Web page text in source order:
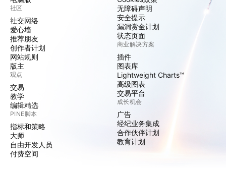
社区
社交网络
爱心墙
推荐朋友
创作者计划
网站规则
版主
观点
交易
教学
编辑精选
PINE脚本
指标和策略
大师
自由开发人员
付费空间
无障碍声明
安全提示
漏洞赏金计划
状态页面
商业解决方案
插件
图表库
Lightweight Charts™
高级图表
交易平台
成长机会
广告
经纪业务集成
合作伙伴计划
教育计划